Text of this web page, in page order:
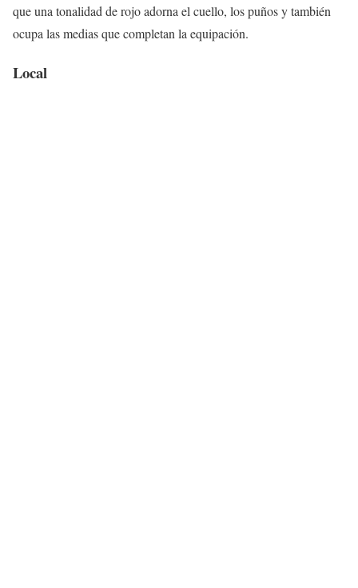
que una tonalidad de rojo adorna el cuello, los puños y también
ocupa las medias que completan la equipación.
Local